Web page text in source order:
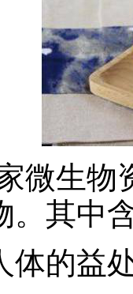
生物
。其中
的益